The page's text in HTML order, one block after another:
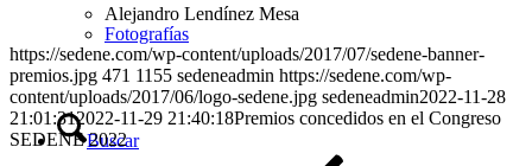
Fotografías
Buscar
Alejandro Lendínez Mesa
https://sedene.com/wp-content/uploads/2017/07/sedene-banner-
premios.jpg 471 1155 sedeneadmin https://sedene.com/wp-
content/uploads/2017/06/logo-sedene.jpg sedeneadmin2022-11-28
21:01:312022-11-29 21:40:18Premios concedidos en el Congreso
SEDENE 2022